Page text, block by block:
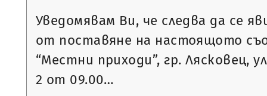
Уведомявам Ви, че следва да се
от поставяне на настоящото
“Местни приходи”, гр. Лясковец,
2 от 09.00…